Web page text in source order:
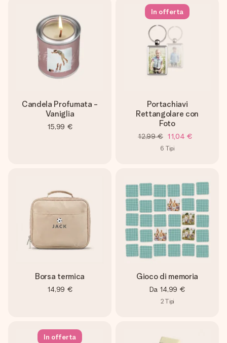
Candela Profumata -
Vaniglia
15,99 €
In offerta
Portachiavi
Rettangolare con
Foto
12,99 € 11,04 €
6 Tipi
Borsa termica
14,99 €
Gioco di memoria
Da 14,99 €
2 Tipi
In offerta